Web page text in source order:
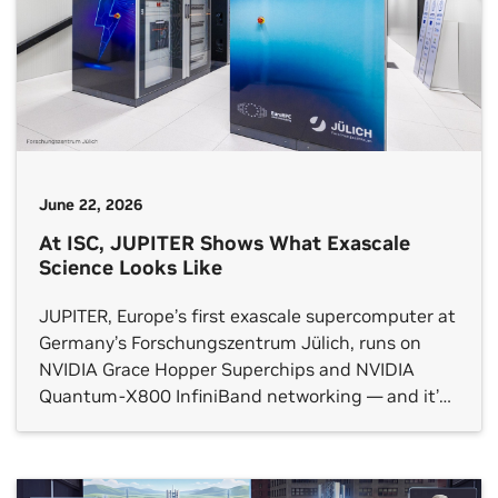
June 22, 2026
At ISC, JUPITER Shows What Exascale
Science Looks Like
JUPITER, Europe’s first exascale supercomputer at
Germany’s Forschungszentrum Jülich, runs on
NVIDIA Grace Hopper Superchips and NVIDIA
Quantum-X800 InfiniBand networking — and it’s
Hamburg this week, four projects running on